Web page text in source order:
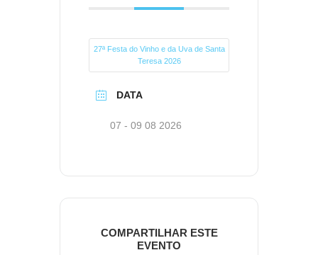
27ª Festa do Vinho e da Uva de Santa
Teresa 2026
DATA
07 - 09 08 2026
COMPARTILHAR ESTE
EVENTO